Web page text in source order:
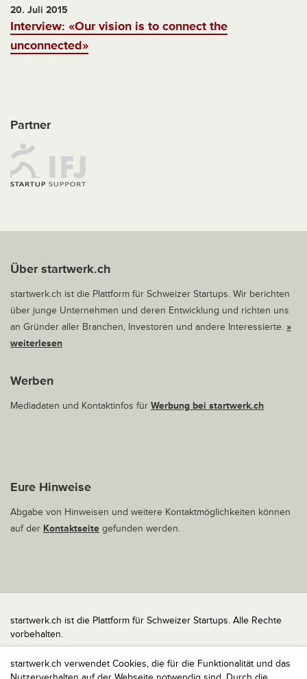
startwerk.ch verwendet Cookies, die für die Funktionalität und das
20. Juli 2015
Interview: «Our vision is to connect the
unconnected»
Partner
Über startwerk.ch
startwerk.ch ist die Plattform für Schweizer Startups. Wir berichten
über junge Unternehmen und deren Entwicklung und richten uns
an Gründer aller Branchen, Investoren und andere Interessierte. »
weiterlesen
Werben
Mediadaten und Kontaktinfos für Werbung bei startwerk.ch
Eure Hinweise
Abgabe von Hinweisen und weitere Kontaktmöglichkeiten können
auf der Kontaktseite gefunden werden.
startwerk.ch ist die Plattform für Schweizer Startups. Alle Rechte
vorbehalten.
Impressum
Kontakt